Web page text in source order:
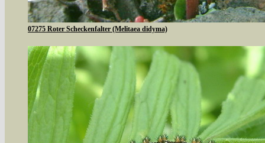
07275 Roter Scheckenfalter (Melitaea didyma)